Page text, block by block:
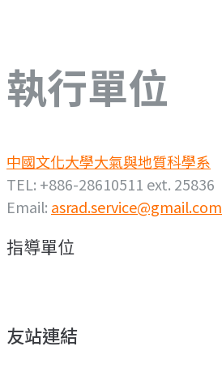
執行單位
中國文化大學大氣與地質科學系
TEL: +886-28610511 ext. 25836
Email: asrad.service@gmail.com
指導單位
友站連結